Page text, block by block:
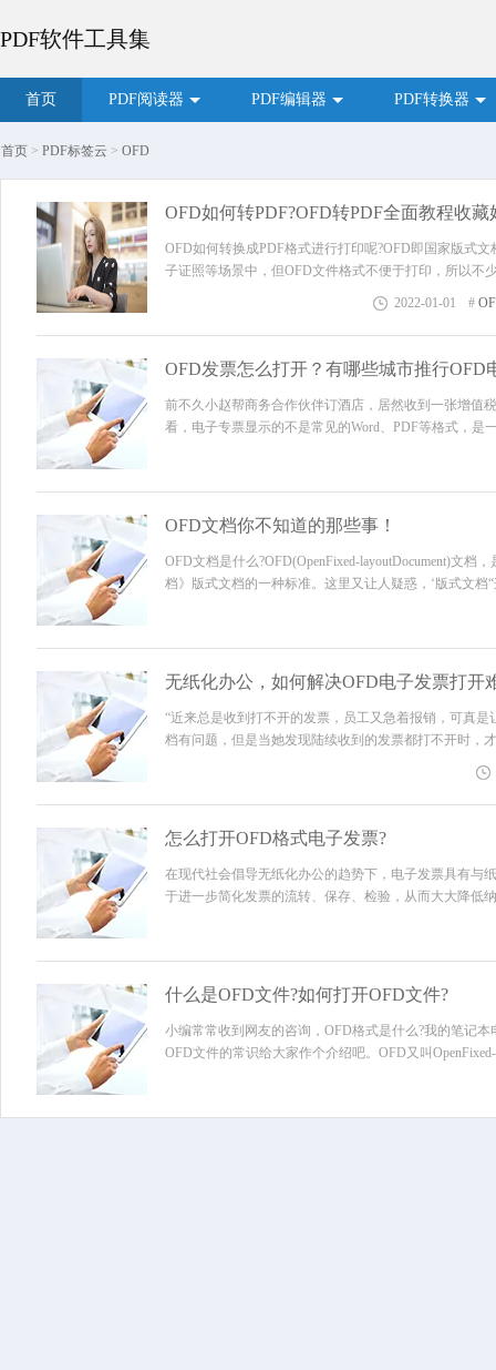
PDF软件工具集
首页 PDF阅读器 PDF编辑器 PDF转换器
首页 > PDF标签云 > OFD
OFD如何转PDF?OFD转PDF全面教程收藏
OFD如何转换成PDF格式进行打印呢?OFD即国家版式
子证照等场景中，但OFD文件格式不便于打印，所以不
何转换成PDF格式呢?想要快速掌握OFD转PDF技巧，
2022-01-01 #
OFD发票怎么打开？有哪些城市推行OFD
前不久小赵帮商务合作伙伴订酒店，居然收到一张增值
看，电子专票显示的不是常见的Word、PDF等格式，
OFD文档你不知道的那些事！
OFD文档是什么?OFD(OpenFixed-layoutDocument)文档
档》版式文档的一种标准。这里又让人疑惑，‘版式文档
无纸化办公，如何解决OFD电子发票打开
“近来总是收到打不开的发票，员工又急着报销，可真
档有问题，但是当她发现陆续收到的发票都打不开时，
知道查看新的OFD格式电子发票。随着“新”票制和无
怎么打开OFD格式电子发票?
在现代社会倡导无纸化办公的趋势下，电子发票具有与
于进一步简化发票的流转、保存、检验，从而大大降低
什么是OFD文件?如何打开OFD文件?
小编常常收到网友的咨询，OFD格式是什么?我的笔记
OFD文件的常识给大家作个介绍吧。OFD又叫